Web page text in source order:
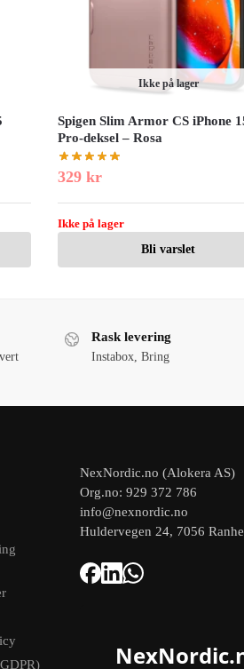
Ikke på lager
Spigen Slim Armor CS iPhone
Pro-deksel – Rosa
329kr
Ikke på lager
Bli varslet
Rask levering
Instabox, Bring
NexNordic.no (Alokera AS)
Org.no: 929 372 786
info@nexnordic.no
Huldervegen 24, 7056